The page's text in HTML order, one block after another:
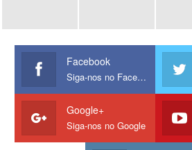
Facebook
Siga-nos no Facebook
Google+
Siga-nos no Google